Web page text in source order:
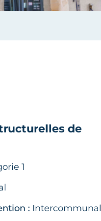
de
1
: Intercommunal